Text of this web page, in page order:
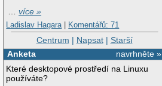
…více »
Ladislav Hagara | Komentářů: 71
Centrum | Napsat| Starší
navrhněte »
Anketa
Které desktopové prostředí na Linuxu
používáte?